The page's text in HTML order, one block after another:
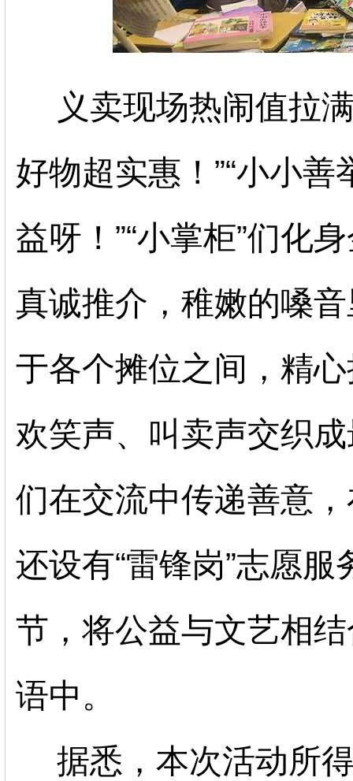
义卖现场热闹值拉
好物超实惠！”“小小
益呀！”“小掌柜”们化
真诚推介，稚嫩的嗓
于各个摊位之间，精
欢笑声、叫卖声交织
们在交流中传递善意
还设有“雷锋岗”志愿
节，将公益与文艺相
语中。
据悉，本次活动所